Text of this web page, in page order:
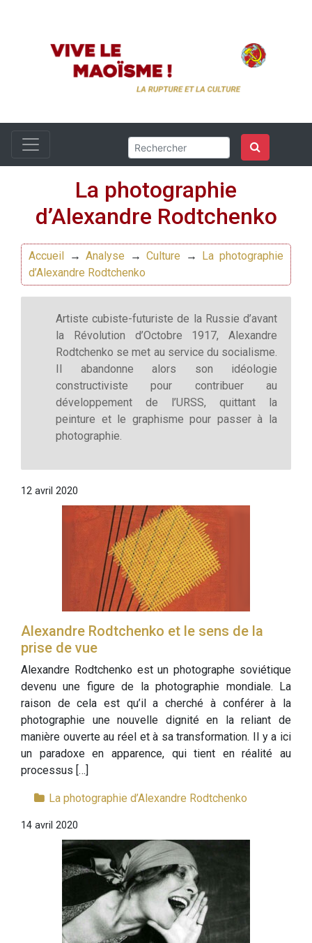
La photographie
d’Alexandre Rodtchenko
Accueil →Analyse →Culture →
La photographie
d’Alexandre Rodtchenko
Artiste cubiste-futuriste de la Russie d’avant
la Révolution d’Octobre 1917, Alexandre
Rodtchenko se met au service du socialisme.
Il abandonne alors son idéologie
constructiviste pour contribuer au
développement de l’URSS, quittant la
peinture et le graphisme pour passer à la
photographie.
12 avril 2020
Alexandre Rodtchenko et le sens de la
prise de vue
Alexandre Rodtchenko est un photographe soviétique
devenu une figure de la photographie mondiale. La
raison de cela est qu’il a cherché à conférer à la
photographie une nouvelle dignité en la reliant de
manière ouverte au réel et à sa transformation. Il y a ici
un paradoxe en apparence, qui tient en réalité au
processus […]
La photographie d’Alexandre Rodtchenko
14 avril 2020